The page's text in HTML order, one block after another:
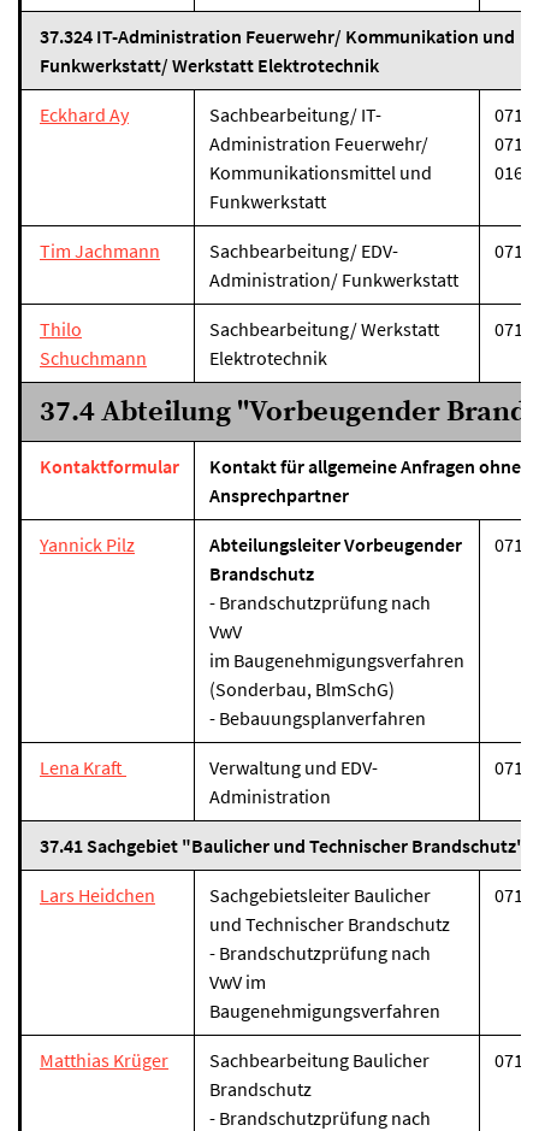
37.324 IT-Administration Feuerwehr/ Kommunikation und
Funkwerkstatt/ Werkstatt Elektrotechnik
Eckhard Ay
Sachbearbeitung/ IT-
Administration Feuerwehr/
Kommunikationsmittel und
Funkwerkstatt
Tim Jachmann
Sachbearbeitung/ EDV-
Administration/ Funkwerkstatt
Thilo
Schuchmann
Sachbearbeitung/ Werkstatt
Elektrotechnik
37.4 Abteilung "Vorbeugender
Kontaktformular
Kontakt für allgemeine Anfragen ohne
Ansprechpartner
Yannick Pilz
Abteilungsleiter Vorbeugender
Brandschutz
- Brandschutzprüfung nach
VwV
im Baugenehmigungsverfahren
(Sonderbau, BlmSchG)
- Bebauungsplanverfahren
Lena Kraft
Verwaltung und EDV-
Administration
37.41 Sachgebiet "Baulicher und Technischer Brandschutz"
Lars Heidchen
Sachgebietsleiter Baulicher
und Technischer Brandschutz
- Brandschutzprüfung nach
VwV im
Baugenehmigungsverfahren
Matthias Krüger
Sachbearbeitung Baulicher
Brandschutz
- Brandschutzprüfung nach